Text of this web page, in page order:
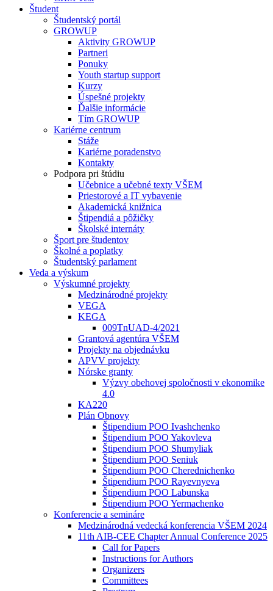
Študent
Študentský portál
GROWUP
Aktivity GROWUP
Partneri
Ponuky
Youth startup support
Kurzy
Úspešné projekty
Ďalšie informácie
Tím GROWUP
Kariérne centrum
Stáže
Kariérne poradenstvo
Kontakty
Podpora pri štúdiu
Učebnice a učebné texty VŠEM
Priestorové a IT vybavenie
Akademická knižnica
Štipendiá a pôžičky
Školské internáty
Šport pre študentov
Školné a poplatky
Študentský parlament
Veda a výskum
Výskumné projekty
Medzinárodné projekty
VEGA
KEGA
009TnUAD-4/2021
Grantová agentúra VŠEM
Projekty na objednávku
APVV projekty
Nórske granty
Výzvy obehovej spoločnosti v ekonomike
4.0
KA220
Plán Obnovy
Štipendium POO Ivashchenko
Štipendium POO Yakovleva
Štipendium POO Shumyliak
Štipendium POO Seniuk
Štipendium POO Cherednichenko
Štipendium POO Rayevnyeva
Štipendium POO Labunska
Štipendium POO Yermachenko
Konferencie a semináre
Medzinárodná vedecká konferencia VŠEM 2024
11th AIB-CEE Chapter Annual Conference 2025
Call for Papers
Instructions for Authors
Organizers
Committees